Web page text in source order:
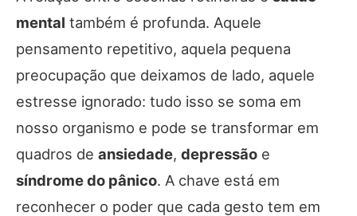
mental também é profunda. Aquele
pensamento repetitivo, aquela pequena
preocupação que deixamos de lado, aquele
estresse ignorado: tudo isso se soma em
nosso organismo e pode se transformar em
quadros de ansiedade, depressão e
síndrome do pânico. A chave está em
reconhecer o poder que cada gesto tem em